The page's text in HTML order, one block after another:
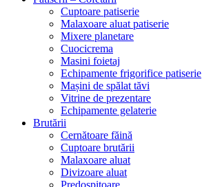
Cuptoare patiserie
Malaxoare aluat patiserie
Mixere planetare
Cuocicrema
Masini foietaj
Echipamente frigorifice patiserie
Mașini de spălat tăvi
Vitrine de prezentare
Echipamente gelaterie
Brutării
Cernătoare făină
Cuptoare brutării
Malaxoare aluat
Divizoare aluat
Predospitoare